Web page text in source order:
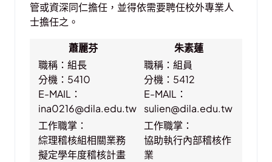
管或資深同仁擔任，並得依需要聘任校外專業人
士擔任之。
蕭麗芬
朱素蓮
職稱：組長
分機：5410
E-MAIL：
ina0216@dila.edu.tw
職稱：組員
分機：5412
E-MAIL：
sulien@dila.edu.tw
工作職掌：
綜理稽核組相關業務
擬定學年度稽核計畫
工作職掌：
協助執行內部稽核作
業